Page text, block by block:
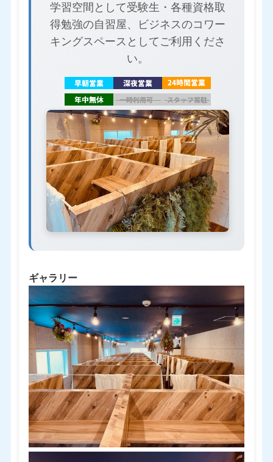
学習空間として受験生・各種資格取
得勉強の自習屋、ビジネスのコワー
キングスペースとしてご利用くださ
い。
ギャラリー